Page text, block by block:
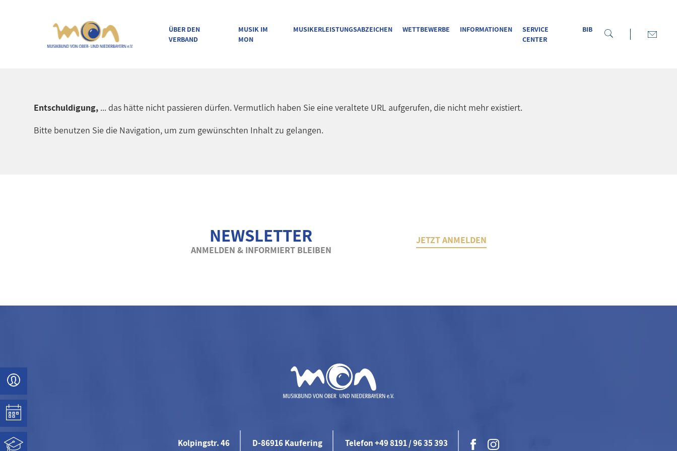
ÜBER DEN
VERBAND
MUSIK IM
MON
MUSIKERLEISTUNGSABZEICHEN WETTBEWERBE INFORMATIONEN
SERVICE
CENTER
BIB
Entschuldigung, ... das hätte nicht passieren dürfen. Vermutlich haben Sie eine veraltete URL aufgerufen, die nicht mehr existiert.
Bitte benutzen Sie die Navigation, um zum gewünschten Inhalt zu gelangen.
NEWSLETTER
ANMELDEN & INFORMIERT BLEIBEN
JETZT ANMELDEN
Kolpingstr. 46 D-86916 Kaufering Telefon +49 8191 / 96 35 393